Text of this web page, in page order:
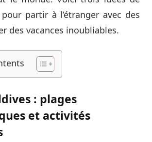
partir à l’étranger avec des
des vacances inoubliables.
: plages
et activités